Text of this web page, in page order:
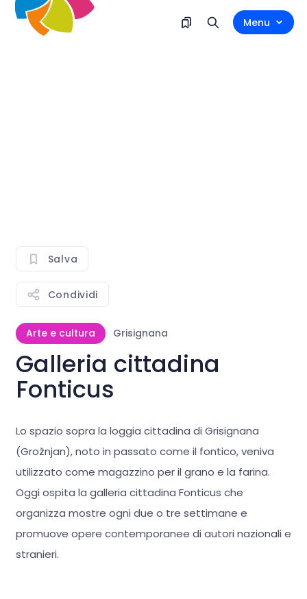
Menu
Salva
Condividi
Arte e cultura Grisignana
Galleria cittadina
Fonticus
Lo spazio sopra la loggia cittadina di Grisignana
(Grožnjan), noto in passato come il fontico, veniva
utilizzato come magazzino per il grano e la farina.
Oggi ospita la galleria cittadina Fonticus che
organizza mostre ogni due o tre settimane e
promuove opere contemporanee di autori nazionali e
stranieri.